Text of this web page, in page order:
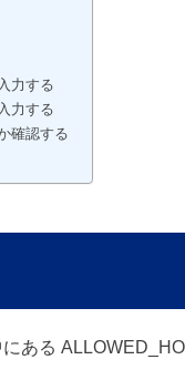
力する
力する
確認する
ある